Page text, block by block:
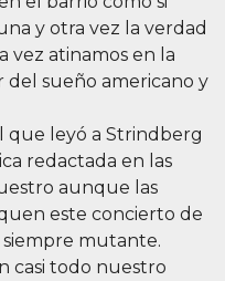
y otra vez la verdad
vez atinamos en la
del sueño americano y
que leyó a Strindberg
redactada en las
aunque las
este concierto de
mutante.
casi todo nuestro